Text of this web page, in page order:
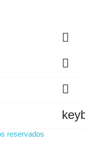



reservados